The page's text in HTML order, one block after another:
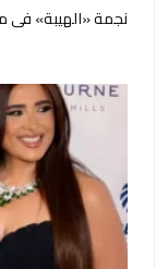
نجمة «الهيبة»